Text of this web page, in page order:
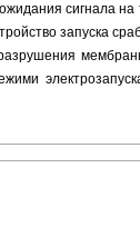
сигнала
запуска